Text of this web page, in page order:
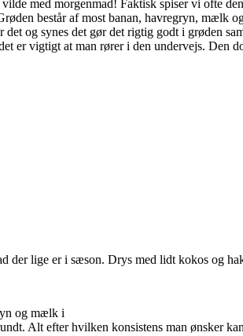
med morgenmad! Faktisk spiser vi ofte
består af most banan, havregryn, mælk
og synes det gør det rigtig godt i grøden
er vigtigt at man rører i den undervejs. Den
lige er i sæson. Drys med lidt kokos og
og mælk i
Alt efter hvilken konsistens man ønsker